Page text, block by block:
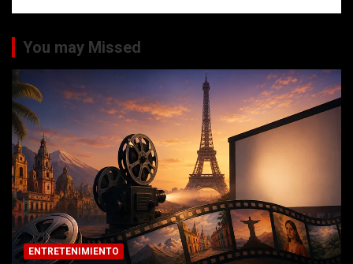
You may Missed
ENTRETENIMIENTO